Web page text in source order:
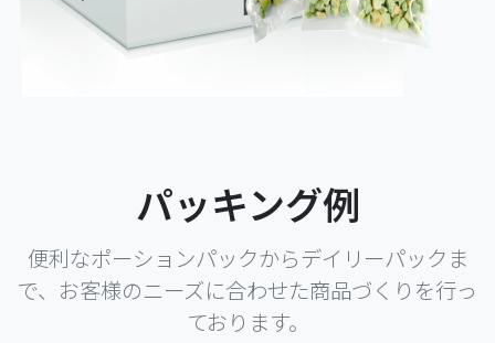
パッキング例
便利なポーションパックからデイリーパックま
で、お客様のニーズに合わせた商品づくりを行っ
ております。